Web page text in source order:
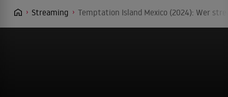
Streaming Temptation Island Mexico (2024): Wer